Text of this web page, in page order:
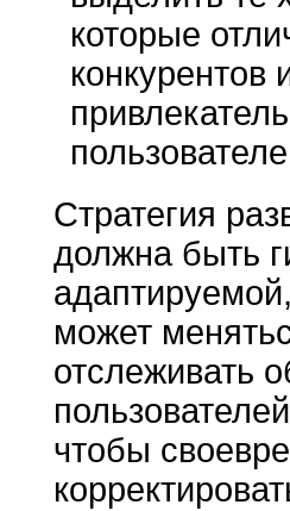
которые
конкурентов
Стратегия
должна быть
может
отслеживать
чтобы